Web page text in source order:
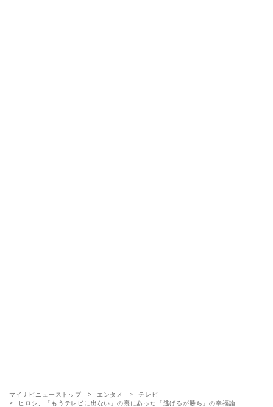
マイナビニューストップ エンタメ
テレビ
ヒロシ、「もうテレビに出ない」の裏にあった「逃げるが勝ち」の幸福論